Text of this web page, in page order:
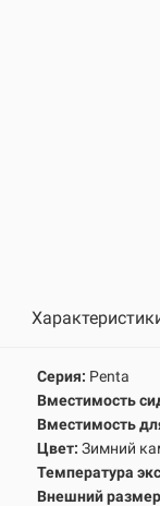
Серия: Penta
Вместимость
Вместимость
Цвет: Зимний
Температура
Внешний